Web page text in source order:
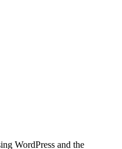
WordPress and the